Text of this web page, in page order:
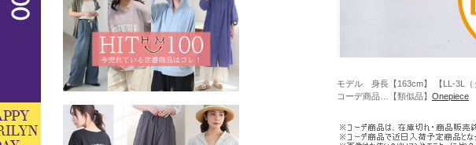
モデル 身長【163cm】 【LL-3L（
コーデ商品…【類似品】 Onepiece